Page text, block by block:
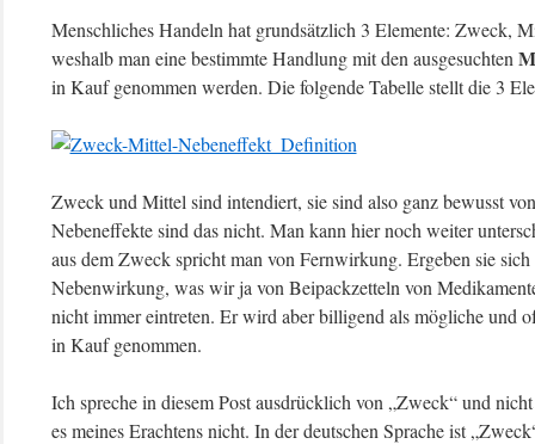
Menschliches Handeln hat grundsätzlich 3 Elemente: Zweck,
weshalb man eine bestimmte Handlung mit den ausgesuchten
in Kauf genommen werden. Die folgende Tabelle stellt die 3
Zweck und Mittel sind intendiert, sie sind also ganz bewusst
Nebeneffekte sind das nicht. Man kann hier noch weiter
aus dem Zweck spricht man von Fernwirkung. Ergeben sie
Nebenwirkung, was wir ja von Beipackzetteln von
nicht immer eintreten. Er wird aber billigend als mögliche und
in Kauf genommen.
Ich spreche in diesem Post ausdrücklich von „Zweck“ und
es meines Erachtens nicht. In der deutschen Sprache ist